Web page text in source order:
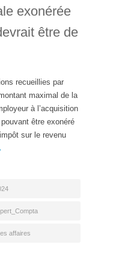
exonérée
être de
recueillies par
maximal de la
à l’acquisition
être exonéré
sur le revenu
affaires